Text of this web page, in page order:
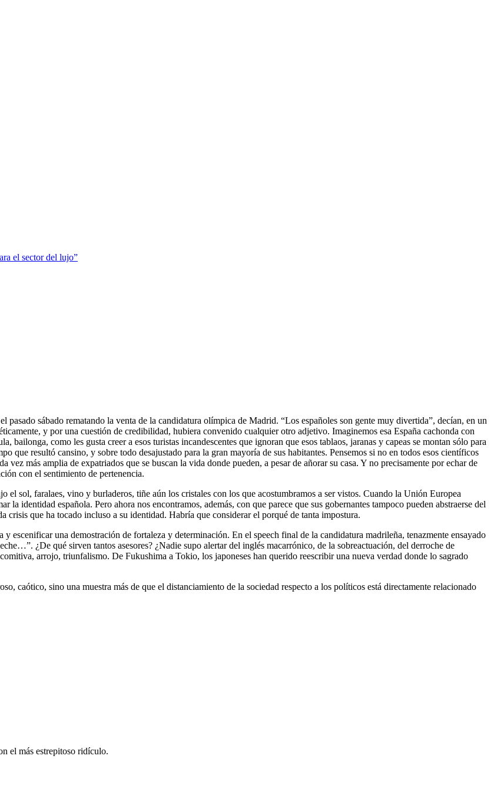
el sector del lujo”
pasado sábado rematando la venta de la candidatura olímpica de Madrid. “Los españoles son gente muy divertida”, decían, en un
y por una cuestión de credibilidad, hubiera convenido cualquier otro adjetivo. Imaginemos esa España cachonda con
bailonga, como les gusta creer a esos turistas incandescentes que ignoran que esos tablaos, jaranas y capeas se montan sólo para
que resultó cansino, y sobre todo desajustado para la gran mayoría de sus habitantes. Pensemos si no en todos esos científicos
más amplia de expatriados que se buscan la vida donde pueden, a pesar de añorar su casa. Y no precisamente por echar de
con el sentimiento de pertenencia.
sol, faralaes, vino y burladeros, tiñe aún los cristales con los que acostumbramos a ser vistos. Cuando la Unión Europea
la identidad española. Pero ahora nos encontramos, además, con que parece que sus gobernantes tampoco pueden abstraerse del
crisis que ha tocado incluso a su identidad. Habría que considerar el porqué de tanta impostura.
una demostración de fortaleza y determinación. En el speech final de la candidatura madrileña, tenazmente ensayado
¿De qué sirven tantos asesores? ¿Nadie supo alertar del inglés macarrónico, de la sobreactuación, del derroche de
arrojo, triunfalismo. De Fukushima a Tokio, los japoneses han querido reescribir una nueva verdad donde lo sagrado
caótico, sino una muestra más de que el distanciamiento de la sociedad respecto a los políticos está directamente relacionado
el más estrepitoso ridículo.